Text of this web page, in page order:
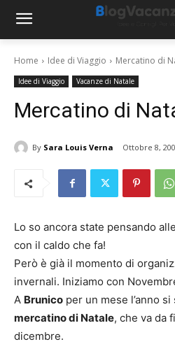
Home Idee di Viaggio Mercatino di
Idee di Viaggio Vacanze di Natale
Mercatino di
By Sara Louis Verna Ottobre 8,
Lo so ancora state pensando
con il caldo che fa!
Però è già il momento di
invernali. Iniziamo con
A Brunico per un mese l’anno
mercatino di Natale, che va da
dicembre.